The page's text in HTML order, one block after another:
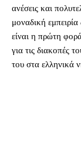
ανέσεις και
μοναδική
είναι η πρώτη
για τις διακοπές
του στα ελληνικά